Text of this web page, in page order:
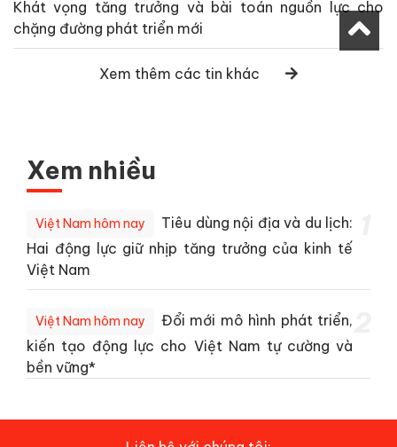
Khát vọng tăng trưởng và bài toán nguồn lực cho
chặng đường phát triển mới
Xem thêm các tin khác
Xem nhiều
Việt Nam hôm nay
Tiêu dùng nội địa và du lịch:
Hai động lực giữ nhịp tăng trưởng của kinh tế
Việt Nam
Việt Nam hôm nay
Đổi mới mô hình phát triển,
kiến tạo động lực cho Việt Nam tự cường và
bền vững*